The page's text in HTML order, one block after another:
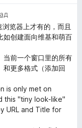
览器上才有的，而且
如创建面向维基和萌百
当前一个窗口里的所有
和更多格式（添加回
is only met on
this "tiny look-like"
URL and Title for